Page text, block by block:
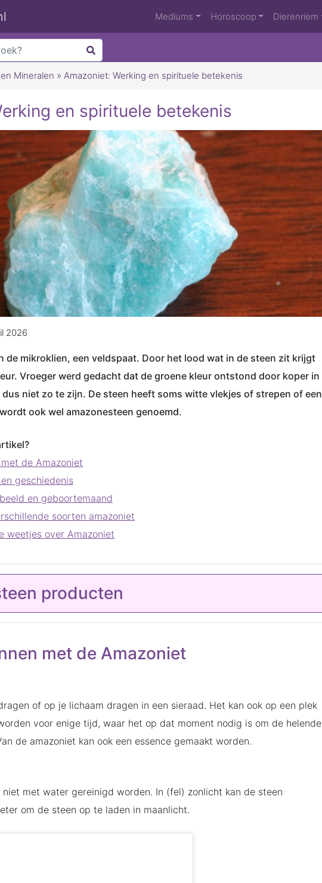
Mediums Horoscoop Dierenriem
Mineralen » Amazoniet: Werking en spirituele betekenis
en spirituele betekenis
2026
de mikroklien, een veldspaat. Door het lood wat in de steen zit krijgt
Vroeger werd gedacht dat de groene kleur ontstond door koper in
niet zo te zijn. De steen heeft soms witte vlekjes of strepen of een
ook wel amazonesteen genoemd.
de Amazoniet
geschiedenis
en geboortemaand
soorten amazoniet
weetjes over Amazoniet
producten
met de Amazoniet
of op je lichaam dragen in een sieraad. Het kan ook op een plek
voor enige tijd, waar het op dat moment nodig is om de helende
de amazoniet kan ook een essence gemaakt worden.
niet met water gereinigd worden. In (fel) zonlicht kan de steen
om de steen op te laden in maanlicht.